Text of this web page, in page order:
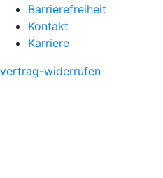
Barrierefreiheit
Kontakt
Karriere
vertrag-widerrufen